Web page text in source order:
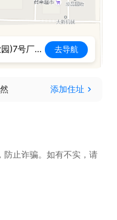
滁州市铜陵西路18号(华融工业园)7号厂房 去导航
添加住址
防止诈骗。如有不实，请